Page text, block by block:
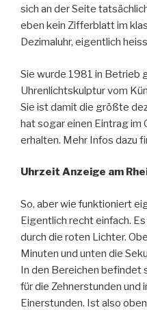
sich an der Seite
eben kein Zifferblatt im
Dezimaluhr, eigentlich
Sie wurde 1981 in Betrieb
Uhrenlichtskulptur vom
Sie ist damit die größte
hat sogar einen Eintrag im
erhalten. Mehr Infos dazu
Uhrzeit Anzeige am
So, aber wie funktioniert
Eigentlich recht einfach.
durch die roten Lichter.
Minuten und unten die
In den Bereichen befindet
für die Zehnerstunden und
Einerstunden. Ist also